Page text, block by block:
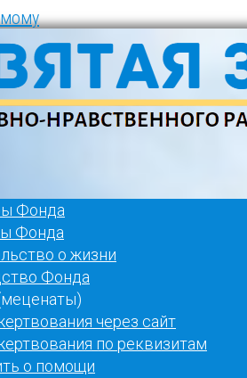
Фонда
Фонда
о жизни
Фонда
через сайт
по реквизитам
о помощи